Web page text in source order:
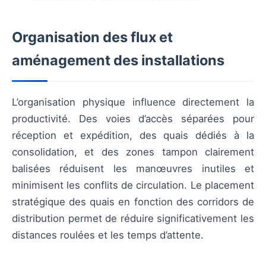
Organisation des flux et
aménagement des installations
L’organisation physique influence directement la
productivité. Des voies d’accès séparées pour
réception et expédition, des quais dédiés à la
consolidation, et des zones tampon clairement
balisées réduisent les manœuvres inutiles et
minimisent les conflits de circulation. Le placement
stratégique des quais en fonction des corridors de
distribution permet de réduire significativement les
distances roulées et les temps d’attente.